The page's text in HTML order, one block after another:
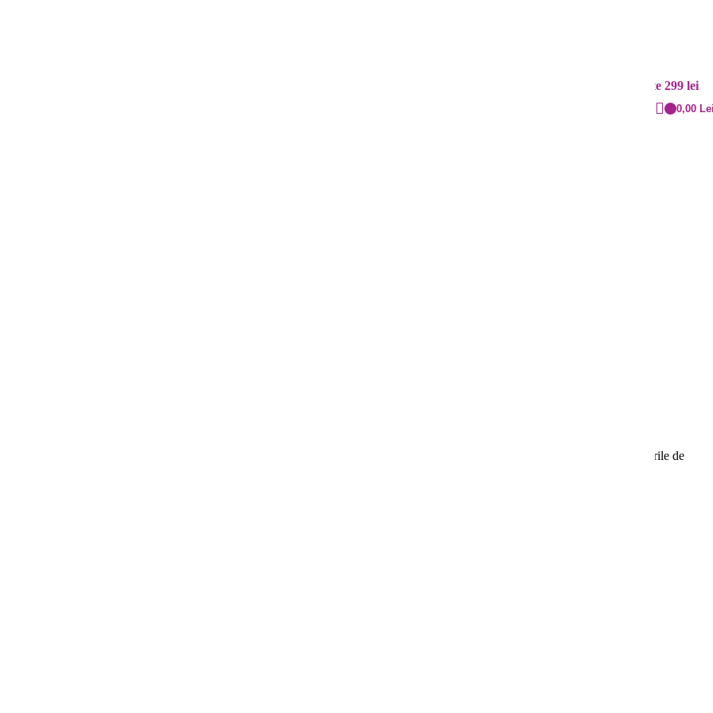
Cost: 20 lei și gratuit peste 299 lei
0,00
fiecare șezut într-o experiență confortabilă și elegantă. Cu spumă poliuretanică de calitate, previne disconfortul și durerile de